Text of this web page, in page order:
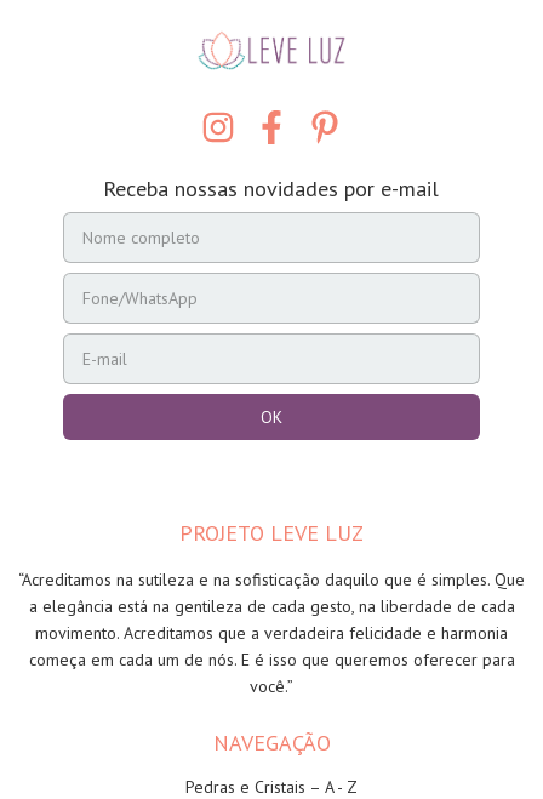
Receba nossas novidades por e-mail
PROJETO LEVE LUZ
“Acreditamos na sutileza e na sofisticação daquilo que é simples. Que
a elegância está na gentileza de cada gesto, na liberdade de cada
movimento. Acreditamos que a verdadeira felicidade e harmonia
começa em cada um de nós. E é isso que queremos oferecer para
você.”
NAVEGAÇÃO
Pedras e Cristais – A - Z